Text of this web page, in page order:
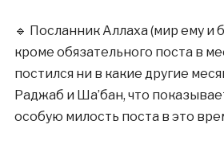
🔹 Посланник Аллаха (мир ему и
кроме обязательного поста в
постился ни в какие другие
Рaджaб и Ша’бан, что
особую милость поста в это